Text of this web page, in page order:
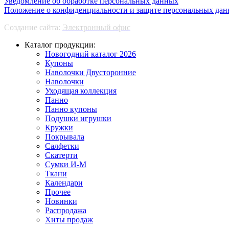
Положение о конфиденциальности и защите персональных
Создание сайта: Электронный офис
Каталог продукции:
Новогодний каталог 2026
Купоны
Наволочки Двусторонние
Наволочки
Уходящая коллекция
Панно
Панно купоны
Подушки игрушки
Кружки
Покрывала
Салфетки
Скатерти
Сумки И-М
Ткани
Календари
Прочее
Новинки
Распродажа
Хиты продаж